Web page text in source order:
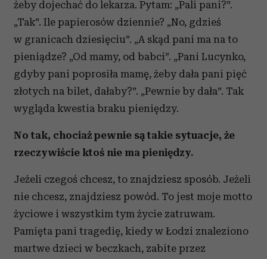
żeby dojechać do lekarza. Pytam: „Pali pani?”.
„Tak”. Ile papierosów dziennie? „No, gdzieś
w granicach dziesięciu”. „A skąd pani ma na to
pieniądze? „Od mamy, od babci”. „Pani Lucynko,
gdyby pani poprosiła mamę, żeby dała pani pięć
złotych na bilet, dałaby?”. „Pewnie by dała”. Tak
wygląda kwestia braku pieniędzy.
No tak, chociaż pewnie są takie sytuacje, że
rzeczywiście ktoś nie ma pieniędzy.
Jeżeli czegoś chcesz, to znajdziesz sposób. Jeżeli
nie chcesz, znajdziesz powód. To jest moje motto
życiowe i wszystkim tym życie zatruwam.
Pamięta pani tragedię, kiedy w Łodzi znaleziono
martwe dzieci w beczkach, zabite przez